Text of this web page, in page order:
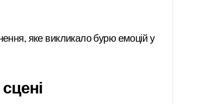
яке викликало бурю емоцій у